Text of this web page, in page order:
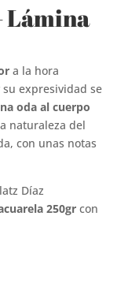
Lámina
€
€
a la hora
expresividad se
oda al cuerpo
naturaleza del
con unas notas
Díaz
250grcon